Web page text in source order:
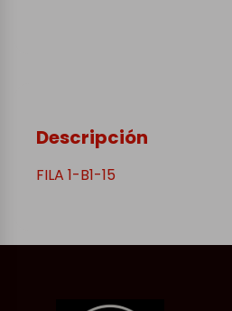
Descripción
FILA 1-B1-15